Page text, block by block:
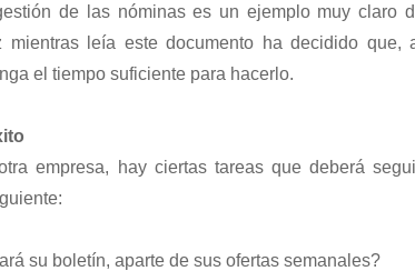
de las nóminas es un ejemplo muy claro
leía este documento ha decidido que,
el tiempo suficiente para hacerlo.
empresa, hay ciertas tareas que deberá
su boletín, aparte de sus ofertas semanales?